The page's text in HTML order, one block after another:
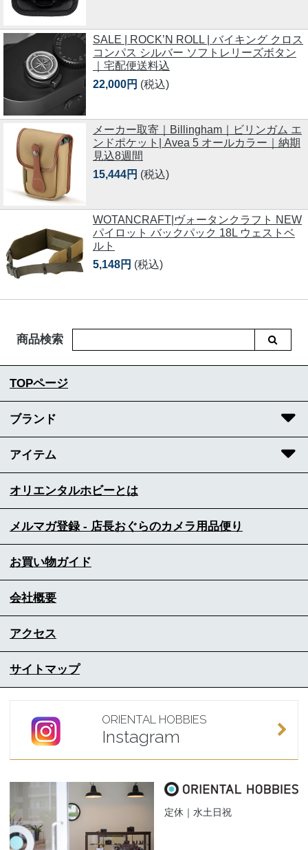
SALE | ROCK’N ROLL | バイキング クロス
コンパス シルバー ソフトレリーズボタン
｜宅配便送料込
22,000円 (税込)
メーカー取寄｜Billingham｜ビリンガム エ
ンドポケット| Avea 5 オールカラー｜納期
見込8週間
15,444円 (税込)
WOTANCRAFT|ヴォータンクラフト NEW
パイロット バックパック 18L ウェストベ
ルト
5,148円 (税込)
商品検索
TOPページ
ブランド
アイテム
オリエンタルホビーとは
メルマガ登録 - 店長おぐらのカメラ用品便り
お買い物ガイド
会社概要
アクセス
サイトマップ
ORIENTAL HOBBIES
Instagram
定休｜水土日祝